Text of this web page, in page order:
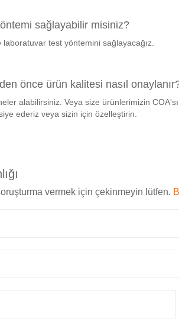
sağlayabilir misiniz?
test yöntemini sağlayacağız.
önce ürün kalitesi nasıl
alabilirsiniz. Veya size ürünlerimizin
ederiz veya sizin için özelleştirin.
vermek için çekinmeyin lütfen.